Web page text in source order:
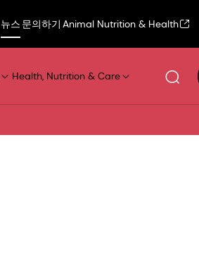
뉴스 문의하기 Animal Nutrition & Health
Health, Nutrition & Care